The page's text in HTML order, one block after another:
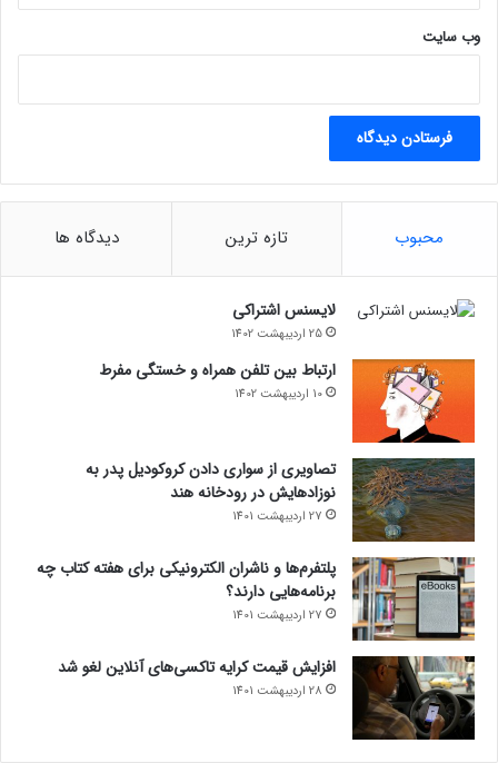
اشتراک‌گذاری
اخبار کوتاه
وب‌ سایت
محبوب تازه ترین دیدگاه ها
لایسنس اشتراکی
25 اردیبهشت 1402
ارتباط بین تلفن همراه و خستگی مفرط
10 اردیبهشت 1402
تصاویری از سواری دادن کروکودیل پدر به
نوزادهایش در رودخانه هند
27 اردیبهشت 1401
پلتفرم‌ها و ناشران الکترونیکی برای هفته کتاب چه
برنامه‌هایی دارند؟
27 اردیبهشت 1401
افزایش قیمت کرایه تاکسی‌های آنلاین لغو شد
28 اردیبهشت 1401